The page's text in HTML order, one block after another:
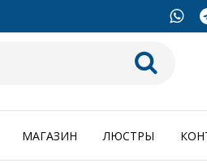
МАГАЗИН ЛЮСТРЫ